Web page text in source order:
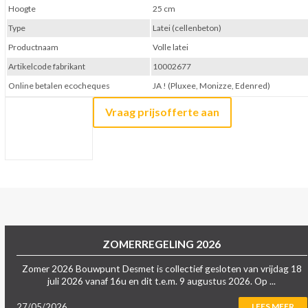
Vraag prijsofferte aan
Hoogte
25 cm
Type
Latei (cellenbeton)
Productnaam
Volle latei
Artikelcode fabrikant
10002677
Online betalen ecocheques
JA ! (Pluxee, Monizze, Edenred)
ZOMERREGELING 2026
Zomer 2026 Bouwpunt Desmet is collectief gesloten van vrijdag 18
juli 2026 vanaf 16u en dit t.e.m. 9 augustus 2026. Op ...